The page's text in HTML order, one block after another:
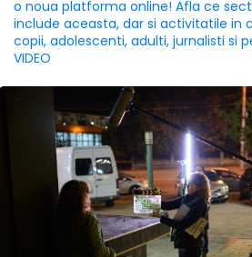
o noua platforma online! Afla ce
include aceasta, dar si activitatile in
copii, adolescenti, adulti, jurnalisti si
VIDEO